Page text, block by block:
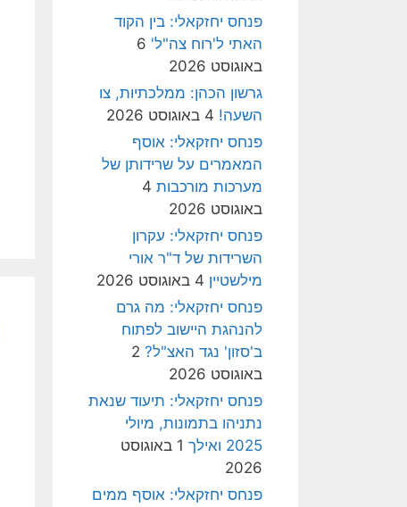
פנחס יחזקאלי: בין הקוד
האתי ל'רוח צה"ל' 6
באוגוסט 2026
גרשון הכהן: ממלכתיות, צו
השעה! 4 באוגוסט 2026
פנחס יחזקאלי: אוסף
המאמרים על שרידותן של
מערכות מורכבות 4
באוגוסט 2026
פנחס יחזקאלי: עקרון
השרידות של ד"ר אורי
מילשטיין 4 באוגוסט 2026
פנחס יחזקאלי: מה גרם
להנהגת היישוב לפתוח
ב'סזון' נגד האצ"ל? 2
באוגוסט 2026
פנחס יחזקאלי: תיעוד שנאת
נתניהו בתמונות, מיולי
2025 ואילך
1 באוגוסט
2026
פנחס יחזקאלי: אוסף ממים